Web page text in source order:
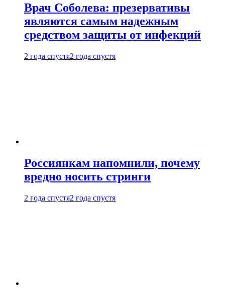
Врач Соболева: презервативы
являются самым надежным
средством защиты от инфекций
2 года спустя2 года спустя
Россиянкам напомнили, почему
вредно носить стринги
2 года спустя2 года спустя